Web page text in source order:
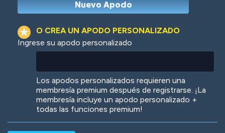
O CREA UN APODO PERSONALIZADO
Ingrese su apodo personalizado
Los apodos personalizados requieren una
membresía premium después de registrarse. ¡La
membresía incluye un apodo personalizado +
todas las funciones premium!